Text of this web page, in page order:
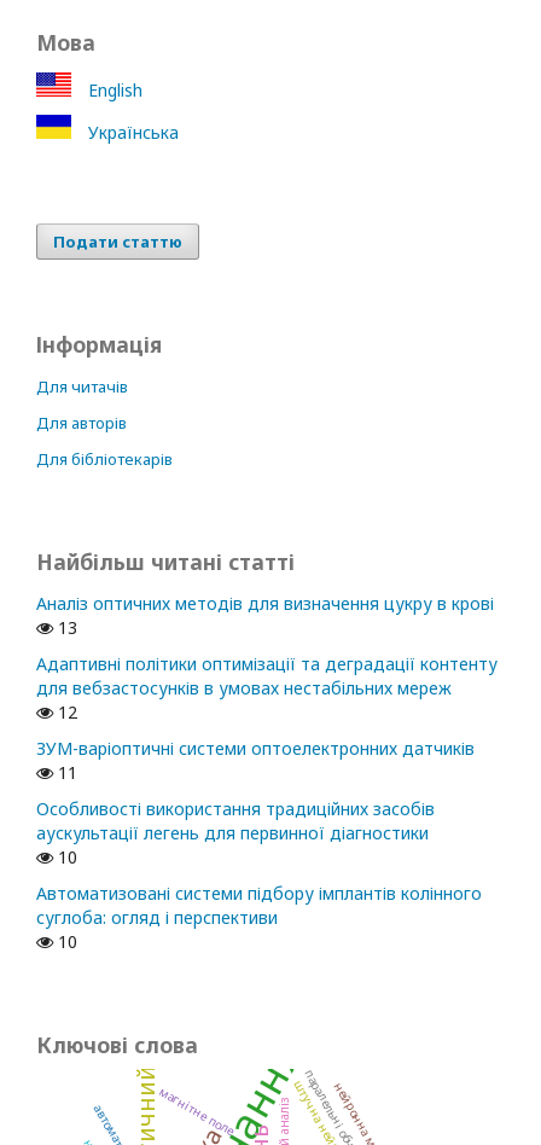
Мова
English
Українська
Подати статтю
Інформація
Для читачів
Для авторів
Для бібліотекарів
Найбільш читані статті
Аналіз оптичних методів для визначення цукру в крові
13
Адаптивні політики оптимізації та деградації контенту
для вебзастосунків в умовах нестабільних мереж
12
ЗУМ-варіоптичні системи оптоелектронних датчиків
11
Особливості використання традиційних засобів
аускультації легень для первинної діагностики
10
Автоматизовані системи підбору імплантів колінного
суглоба: огляд і перспективи
10
Ключові слова
магнітне поле